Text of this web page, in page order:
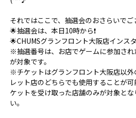
それではここで、抽選会のおさらいで
🌟抽選会は、本日10時から❗️
🌟CHUMSグランフロント大阪店インス
※抽選番号は、お店でゲームに参加さ
が対象です。
※チケットはグランフロント大阪店以
レット店のどちらでも使用することが可
ケットを受け取った店舗のみが対象と
い。